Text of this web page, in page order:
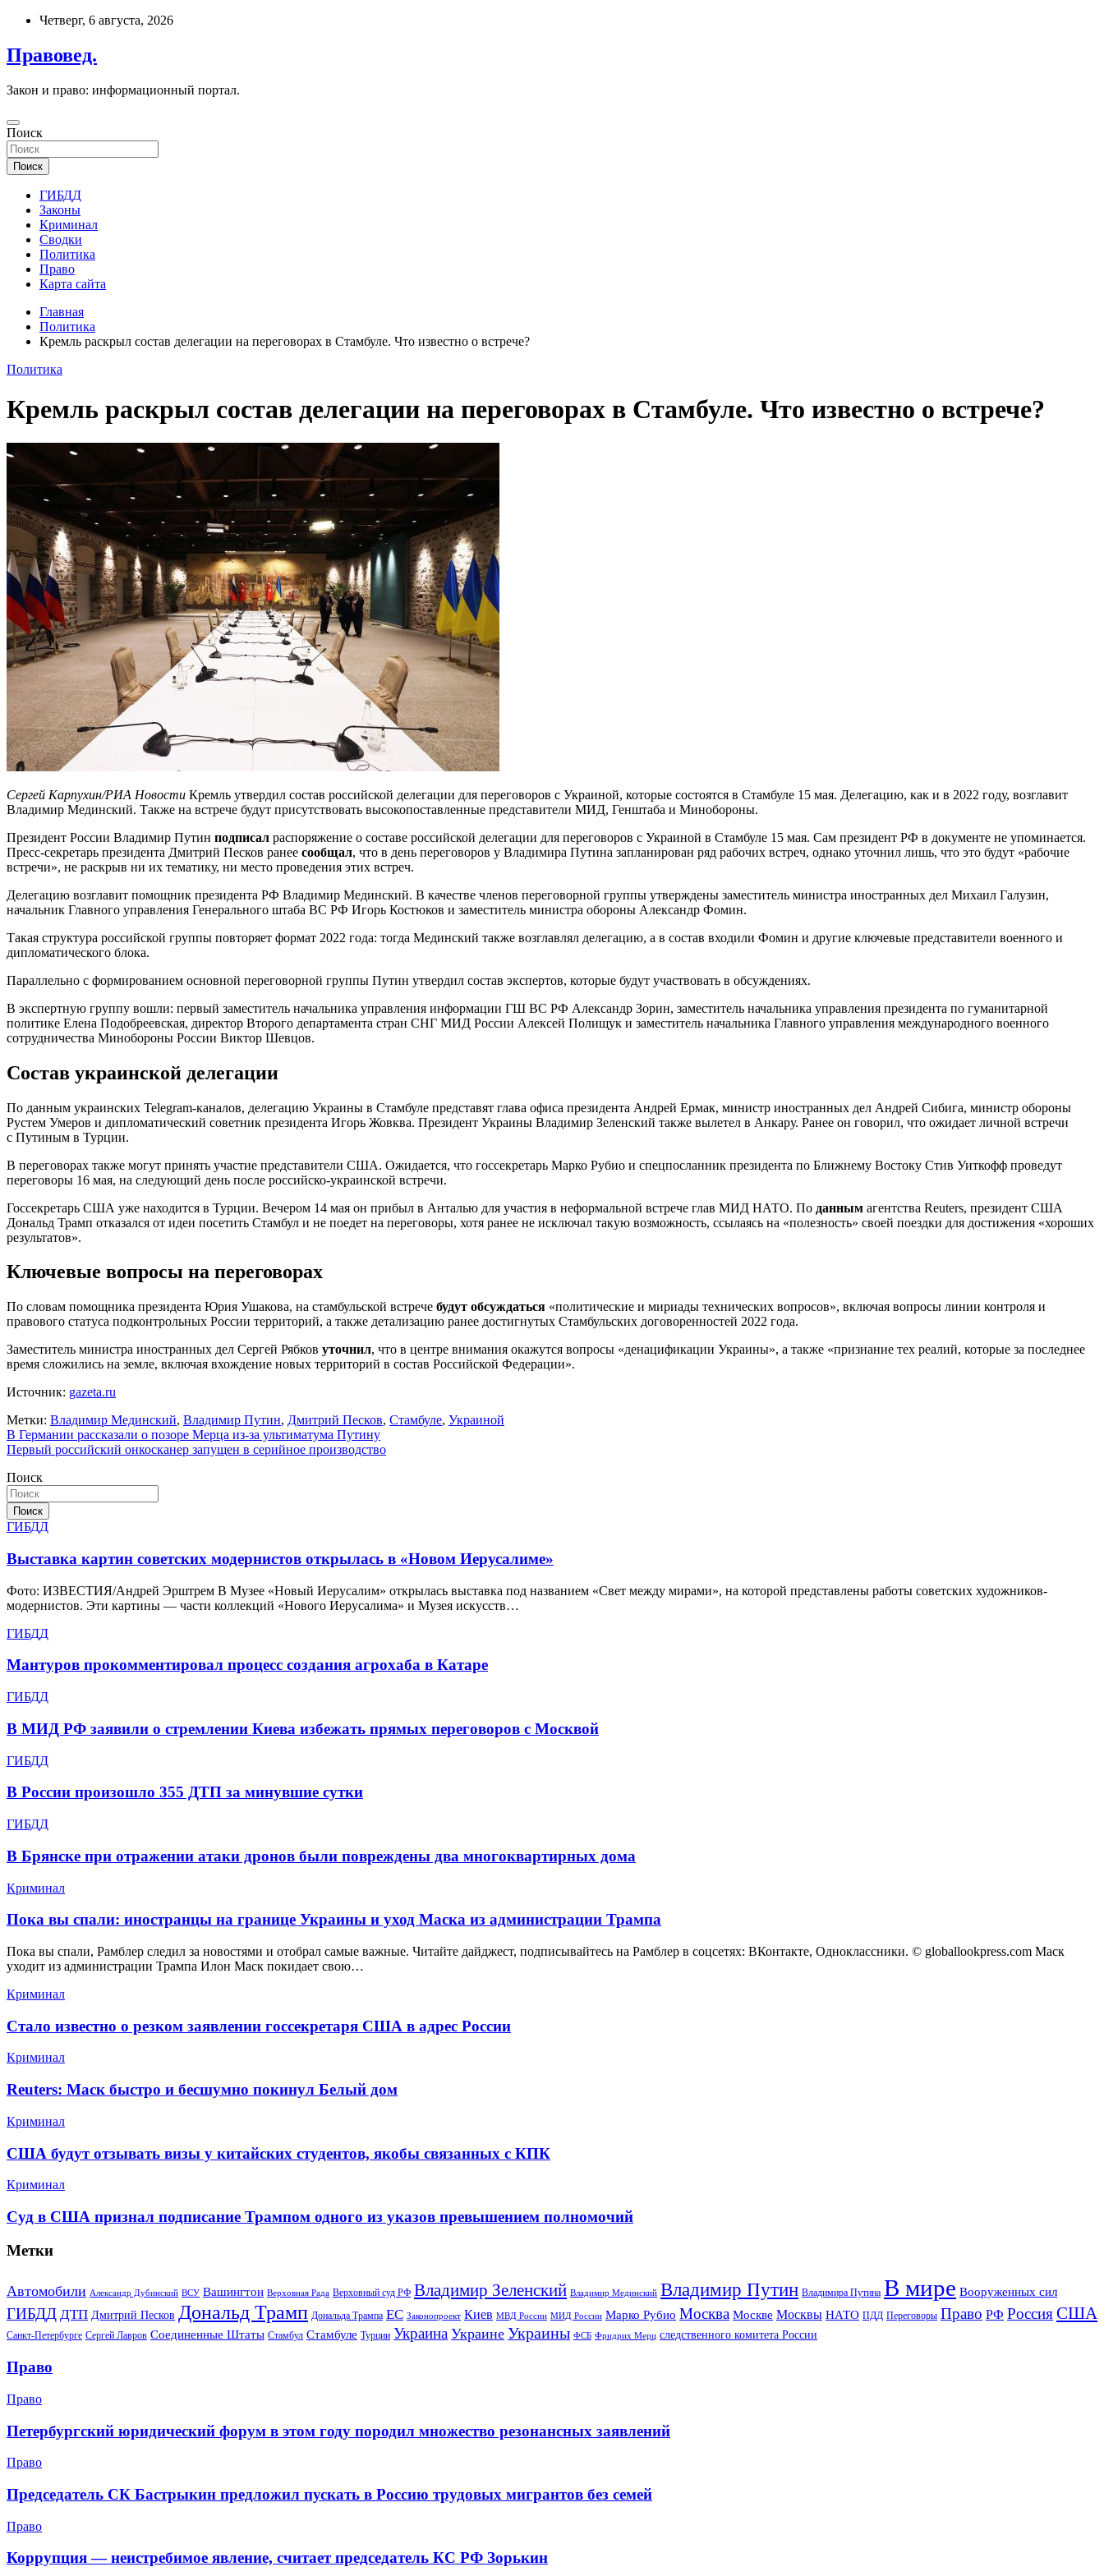
Перейти
содержимому
Четверг, 6 августа, 2026
Правовед.
Закон и право: информационный портал.
Поиск
Поиск
ГИБДД
Законы
Криминал
Сводки
Политика
Право
Карта сайта
Главная
Политика
Кремль раскрыл состав делегации на переговорах в Стамбуле. Что известно о встрече?
Политика
Кремль раскрыл состав делегации на переговорах в Стамбуле. Что известно о встрече?
Сергей Карпухин/РИА Новости Кремль утвердил состав российской делегации для переговоров с Украиной, которые состоятся в Стамбуле 15 мая. Делегацию, как и в 2022 году, возглавит
Владимир Мединский. Также на встрече будут присутствовать высокопоставленные представители МИД, Генштаба и Минобороны.
Президент России Владимир Путин подписал распоряжение о составе российской делегации для переговоров с Украиной в Стамбуле 15 мая. Сам президент РФ в документе не упоминается.
Пресс-секретарь президента Дмитрий Песков ранее сообщал, что в день переговоров у Владимира Путина запланирован ряд рабочих встреч, однако уточнил лишь, что это будут «рабочие
встречи», не раскрыв ни их тематику, ни место проведения этих встреч.
Делегацию возглавит помощник президента РФ Владимир Мединский. В качестве членов переговорной группы утверждены заместитель министра иностранных дел Михаил Галузин,
начальник Главного управления Генерального штаба ВС РФ Игорь Костюков и заместитель министра обороны Александр Фомин.
Такая структура российской группы повторяет формат 2022 года: тогда Мединский также возглавлял делегацию, а в состав входили Фомин и другие ключевые представители военного и
дипломатического блока.
Параллельно с формированием основной переговорной группы Путин утвердил состав экспертов, которые будут участвовать в обсуждениях.
В экспертную группу вошли: первый заместитель начальника управления информации ГШ ВС РФ Александр Зорин, заместитель начальника управления президента по гуманитарной
политике Елена Подобреевская, директор Второго департамента стран СНГ МИД России Алексей Полищук и заместитель начальника Главного управления международного военного
сотрудничества Минобороны России Виктор Шевцов.
Состав украинской делегации
По данным украинских Telegram-каналов, делегацию Украины в Стамбуле представят глава офиса президента Андрей Ермак, министр иностранных дел Андрей Сибига, министр обороны
Рустем Умеров и дипломатический советник президента Игорь Жовква. Президент Украины Владимир Зеленский также вылетел в Анкару. Ранее он говорил, что ожидает личной встречи
с Путиным в Турции.
В переговорах также могут принять участие представители США. Ожидается, что госсекретарь Марко Рубио и спецпосланник президента по Ближнему Востоку Стив Уиткофф проведут
переговоры 16 мая, на следующий день после российско-украинской встречи.
Госсекретарь США уже находится в Турции. Вечером 14 мая он прибыл в Анталью для участия в неформальной встрече глав МИД НАТО. По данным агентства Reuters, президент США
Дональд Трамп отказался от идеи посетить Стамбул и не поедет на переговоры, хотя ранее не исключал такую возможность, ссылаясь на «полезность» своей поездки для достижения «хороших
результатов».
Ключевые вопросы на переговорах
По словам помощника президента Юрия Ушакова, на стамбульской встрече будут обсуждаться «политические и мириады технических вопросов», включая вопросы линии контроля и
правового статуса подконтрольных России территорий, а также детализацию ранее достигнутых Стамбульских договоренностей 2022 года.
Заместитель министра иностранных дел Сергей Рябков уточнил, что в центре внимания окажутся вопросы «денацификации Украины», а также «признание тех реалий, которые за последнее
время сложились на земле, включая вхождение новых территорий в состав Российской Федерации».
Источник: gazeta.ru
Метки: Владимир Мединский, Владимир Путин, Дмитрий Песков, Стамбуле, Украиной
Навигация
по
записям
В Германии рассказали о позоре Мерца из-за ультиматума Путину
Первый российский онкосканер запущен в серийное производство
Поиск
Поиск
ГИБДД
Выставка картин советских модернистов открылась в «Новом Иерусалиме»
Фото: ИЗВЕСТИЯ/Андрей Эрштрем В Музее «Новый Иерусалим» открылась выставка под названием «Свет между мирами», на которой представлены работы советских художников-
модернистов. Эти картины — части коллекций «Нового Иерусалима» и Музея искусств…
ГИБДД
Мантуров прокомментировал процесс создания агрохаба в Катаре
ГИБДД
В МИД РФ заявили о стремлении Киева избежать прямых переговоров с Москвой
ГИБДД
В России произошло 355 ДТП за минувшие сутки
ГИБДД
В Брянске при отражении атаки дронов были повреждены два многоквартирных дома
Криминал
Пока вы спали: иностранцы на границе Украины и уход Маска из администрации Трампа
Пока вы спали, Рамблер следил за новостями и отобрал самые важные. Читайте дайджест, подписывайтесь на Рамблер в соцсетях: ВКонтакте, Одноклассники. © globallookpress.com Маск
уходит из администрации Трампа Илон Маск покидает свою…
Криминал
Стало известно о резком заявлении госсекретаря США в адрес России
Криминал
Reuters: Маск быстро и бесшумно покинул Белый дом
Криминал
США будут отзывать визы у китайских студентов, якобы связанных с КПК
Криминал
Суд в США признал подписание Трампом одного из указов превышением полномочий
Метки
Автомобили Александр Дубинский ВСУ Вашингтон Верховная Рада Верховный суд РФ Владимир Зеленский Владимир Мединский Владимир Путин Владимира Путина В мире Вооруженных сил
ГИБДД ДТП Дмитрий Песков Дональд Трамп Дональда Трампа ЕС Законопроект Киев МВД России МИД России Марко Рубио Москва Москве Москвы НАТО ПДД Переговоры Право РФ РоссияСША
Санкт-Петербурге Сергей Лавров Соединенные Штаты Стамбул Стамбуле Турции Украина Украине Украины ФСБ Фридрих Мерц следственного комитета России
Право
Право
Петербургский юридический форум в этом году породил множество резонансных заявлений
Право
Председатель СК Бастрыкин предложил пускать в Россию трудовых мигрантов без семей
Право
Коррупция — неистребимое явление, считает председатель КС РФ Зорькин